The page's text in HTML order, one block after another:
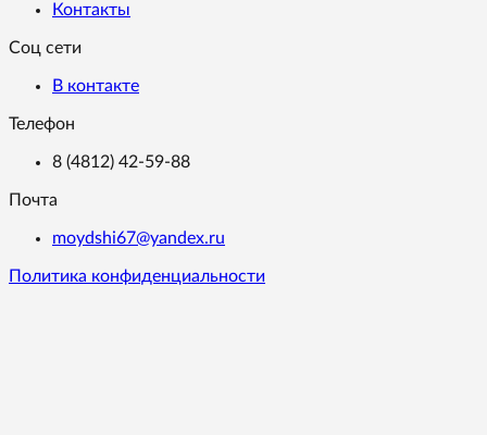
Контакты
Соц сети
В контакте
Телефон
8 (4812) 42-59-88
Почта
moydshi67@yandex.ru
Политика конфиденциальности